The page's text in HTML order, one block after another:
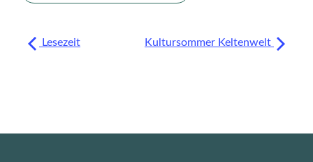
Lesezeit Kultursommer Keltenwelt